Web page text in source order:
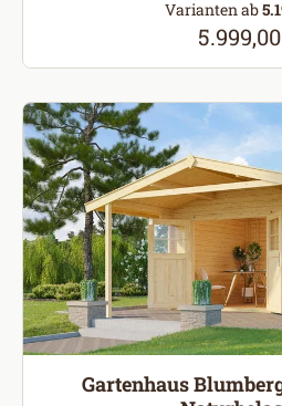
Varianten ab
Gartenhaus